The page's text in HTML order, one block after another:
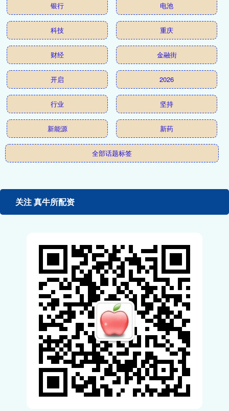
银行 电池
科技 重庆
财经 金融街
开启 2026
行业 坚持
新能源 新药
全部话题标签
关注 真牛所配资